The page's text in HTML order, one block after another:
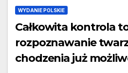
WYDANIE POLSKIE
Całkowita kontrola
rozpoznawanie
chodzenia już